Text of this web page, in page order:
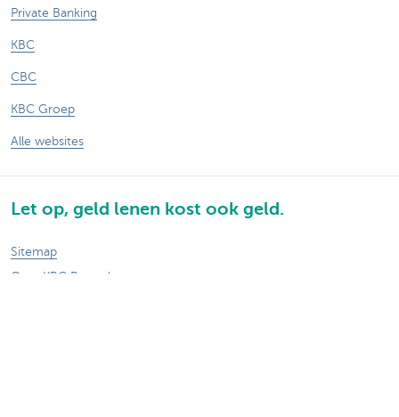
Private Banking
KBC
CBC
KBC Groep
Alle websites
Let op, geld lenen kost ook geld.
Sitemap
Over KBC Brussels